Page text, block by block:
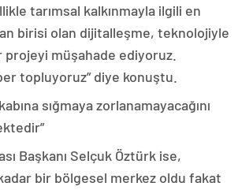
tarımsal kalkınmayla ilgili en
birisi olan dijitalleşme, teknolojiyle
projeyi müşahade ediyoruz.
topluyoruz” diye konuştu.
sığmaya zorlanamayacağını
Başkanı Selçuk Öztürk ise,
bir bölgesel merkez oldu fakat